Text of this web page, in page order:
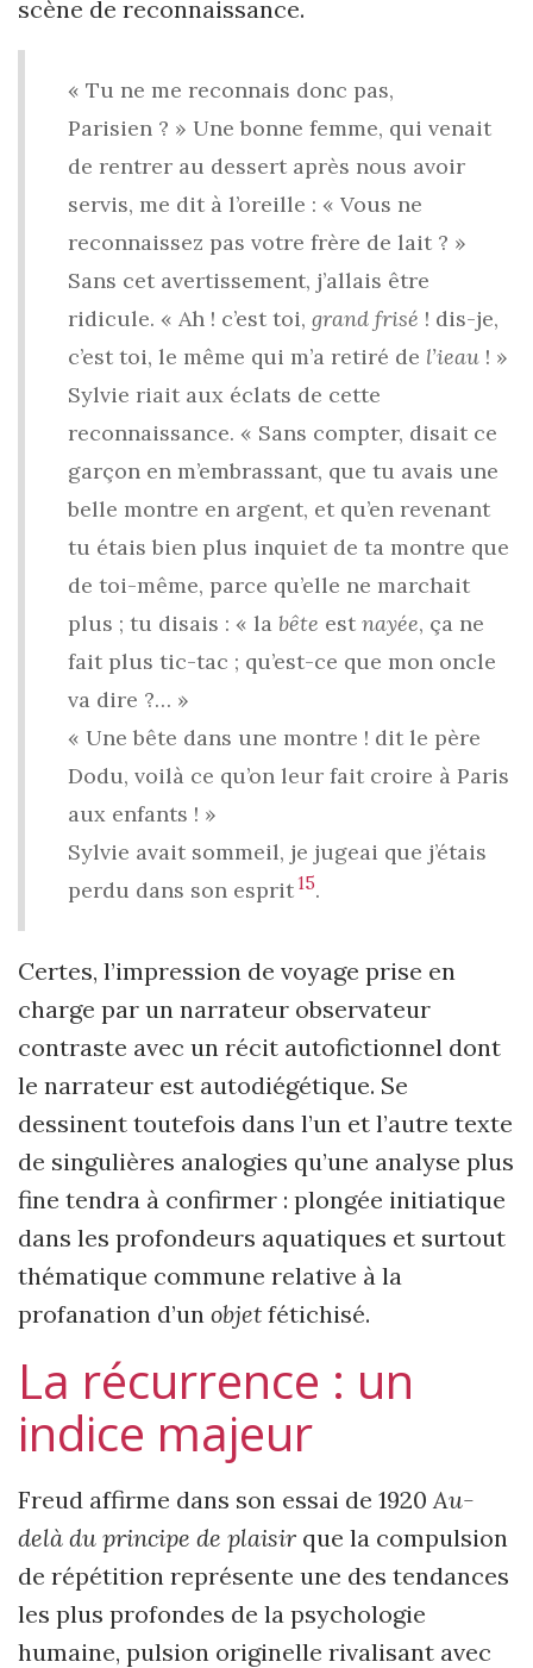
scène de reconnaissance.
« Tu ne me reconnais donc pas,
Parisien ? » Une bonne femme, qui venait
de rentrer au dessert après nous avoir
servis, me dit à l’oreille : « Vous ne
reconnaissez pas votre frère de lait ? »
Sans cet avertissement, j’allais être
ridicule. « Ah ! c’est toi, grand frisé ! dis-je,
c’est toi, le même qui m’a retiré de l’ieau ! »
Sylvie riait aux éclats de cette
reconnaissance. « Sans compter, disait ce
garçon en m’embrassant, que tu avais une
belle montre en argent, et qu’en revenant
tu étais bien plus inquiet de ta montre que
de toi-même, parce qu’elle ne marchait
plus ; tu disais : « la bête est nayée, ça ne
fait plus tic-tac ; qu’est-ce que mon oncle
va dire ?… »
« Une bête dans une montre ! dit le père
Dodu, voilà ce qu’on leur fait croire à Paris
aux enfants ! »
Sylvie avait sommeil, je jugeai que j’étais
perdu dans son esprit15.
Certes, l’impression de voyage prise en
charge par un narrateur observateur
contraste avec un récit autofictionnel dont
le narrateur est autodiégétique. Se
dessinent toutefois dans l’un et l’autre texte
de singulières analogies qu’une analyse plus
fine tendra à confirmer : plongée initiatique
dans les profondeurs aquatiques et surtout
thématique commune relative à la
profanation d’un objet fétichisé.
La récurrence : un
indice majeur
Freud affirme dans son essai de 1920 Au-
delà du principe de plaisir que la compulsion
de répétition représente une des tendances
les plus profondes de la psychologie
humaine, pulsion originelle rivalisant avec